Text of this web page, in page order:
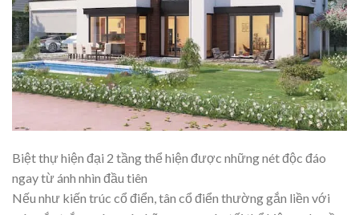
Biệt thự hiện đại 2 tầng thể hiện được những nét độc đáo
ngay từ ánh nhìn đầu tiên
Nếu như kiến trúc cổ điển, tân cổ điển thường gắn liền với